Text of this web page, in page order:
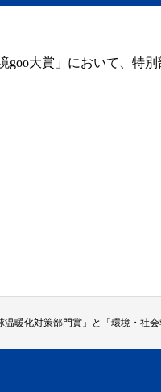
大賞」において、特
温暖化対策部門賞」と「環境・社